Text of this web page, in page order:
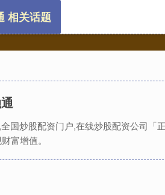
国炒股配资门户,在线炒股配资公司「
富增值。
相关话题